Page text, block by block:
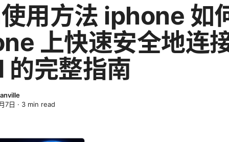
用方法 iphone 如
上快速安全地连
的完整指南
7日 · 3 min read